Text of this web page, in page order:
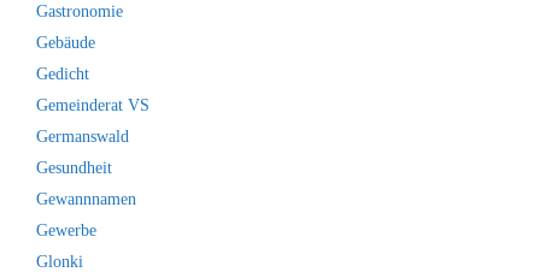
Gastronomie
Gebäude
Gedicht
Gemeinderat VS
Germanswald
Gesundheit
Gewannnamen
Gewerbe
Glonki